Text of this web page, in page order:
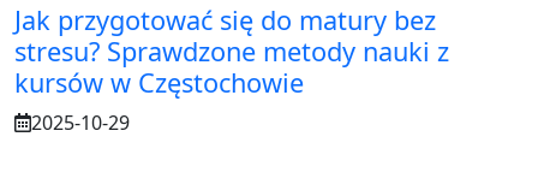
Jak przygotować się do matury bez
stresu? Sprawdzone metody nauki z
kursów w Częstochowie
2025-10-29